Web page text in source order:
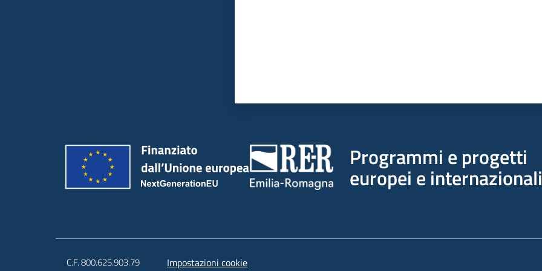
Programmi e progetti
europei e
C.F. 800.625.903.79 Impostazioni cookie